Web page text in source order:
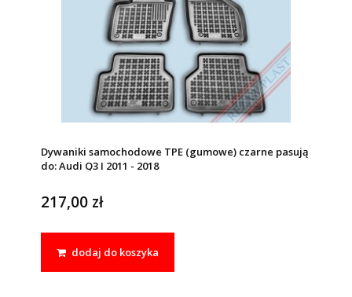
Dywaniki samochodowe TPE (gumowe) czarne pasują
do: Audi Q3 I 2011 - 2018
217,00 zł
dodaj do koszyka